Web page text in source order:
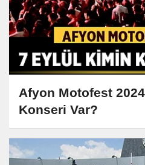
Afyon Motofest
Konseri Var?